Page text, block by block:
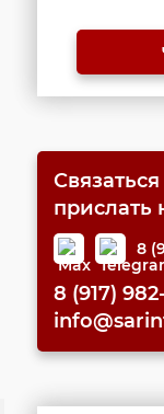
прислать
8
8 (917)